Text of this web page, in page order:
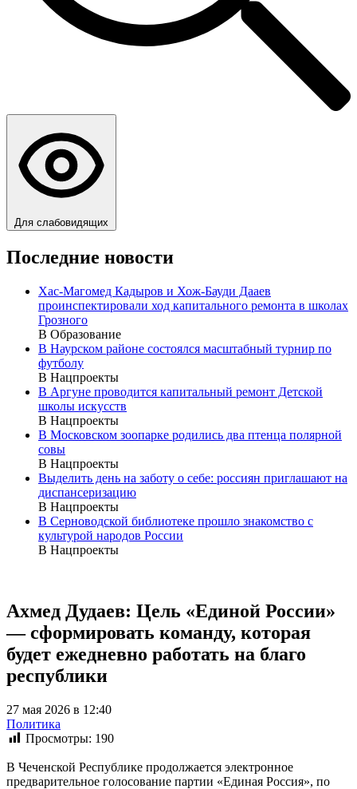
Для слабовидящих
Последние новости
Хас-Магомед Кадыров и Хож-Бауди Дааев
проинспектировали ход капитального ремонта в школах
Грозного
В Образование
В Наурском районе состоялся масштабный турнир по
футболу
В Нацпроекты
В Аргуне проводится капитальный ремонт Детской
школы искусств
В Нацпроекты
В Московском зоопарке родились два птенца полярной
совы
В Нацпроекты
Выделить день на заботу о себе: россиян приглашают на
диспансеризацию
В Нацпроекты
В Серноводской библиотеке прошло знакомство с
культурой народов России
В Нацпроекты
Ахмед Дудаев: Цель «Единой России»
— сформировать команду, которая
будет ежедневно работать на благо
республики
27 мая 2026 в 12:40
Политика
Просмотры: 190
В Чеченской Республике продолжается электронное
предварительное голосование партии «Единая Россия», по